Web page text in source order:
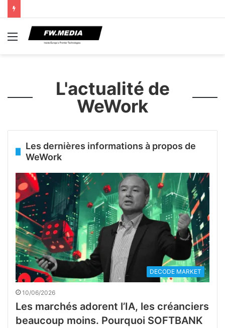
Menu
L'actualité de
WeWork
Les dernières informations à propos de
WeWork
DECODE MARKET
10/06/2026
Les marchés adorent l’IA, les créanciers
beaucoup moins. Pourquoi SOFTBANK